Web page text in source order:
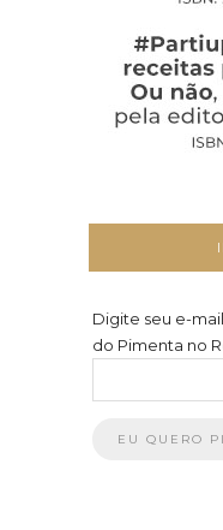
Digite seu e-
do Pimenta no